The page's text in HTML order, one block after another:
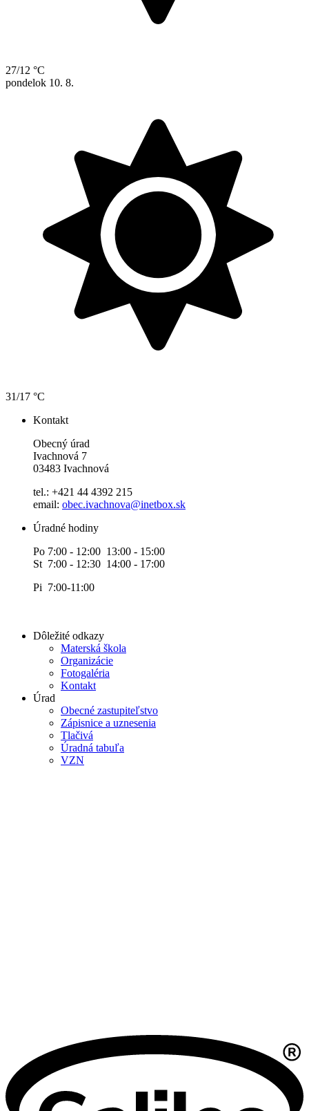
27/12 °C
pondelok 10. 8.
31/17 °C
Kontakt
Obecný úrad
Ivachnová 7
03483 Ivachnová
tel.: +421 44 4392 215
email: obec.ivachnova@inetbox.sk
Úradné hodiny
Po 7:00 - 12:00 13:00 - 15:00
St 7:00 - 12:30 14:00 - 17:00
Pi 7:00-11:00
Dôležité odkazy
Materská škola
Organizácie
Fotogaléria
Kontakt
Úrad
Obecné zastupiteľstvo
Zápisnice a uznesenia
Tlačivá
Úradná tabuľa
VZN